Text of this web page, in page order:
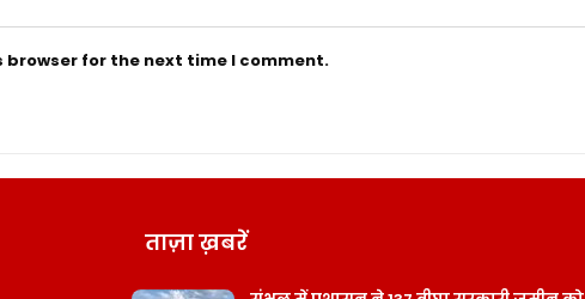
browser for the next time I comment.
ताज़ा ख़बरें